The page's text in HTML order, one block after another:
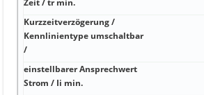
Kurzzeitverzögerung /
Kennlinientype umschaltbar
/
einstellbarer Ansprechwert
Strom / Ii min.